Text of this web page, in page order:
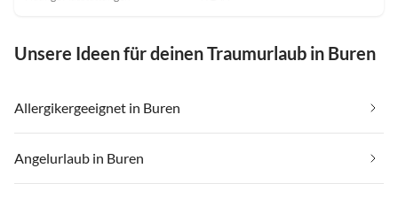
Unsere Ideen für deinen Traumurlaub in Buren
Allergikergeeignet in Buren
Angelurlaub in Buren